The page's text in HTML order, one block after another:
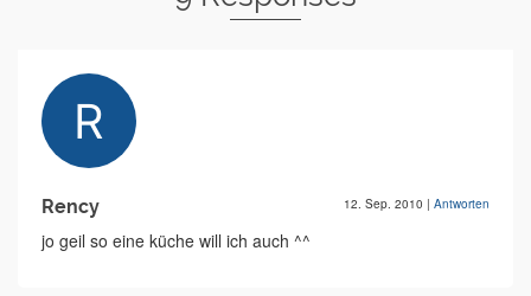
Rency 12. Sep. 2010 | Antworten
jo geil so eine küche will ich auch ^^